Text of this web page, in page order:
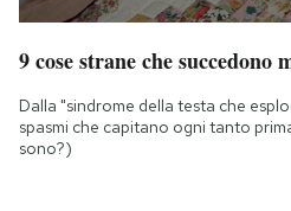
9 cose strane che succedono
Dalla "sindrome della testa che
spasmi che capitano ogni tanto
sono?)